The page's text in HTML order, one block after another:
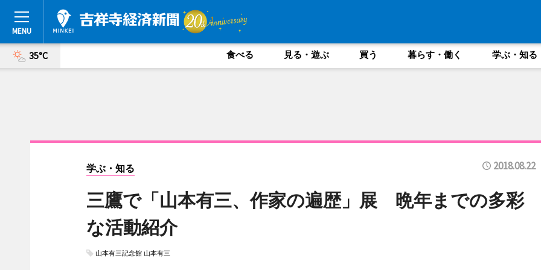
35°C 食べる 見る・遊ぶ 買う 暮らす・働く 学ぶ・知る
学ぶ・知る 2018.08.22
三鷹で「山本有三、作家の遍歴」展 晩年までの多彩
な活動紹介
山本有三記念館 山本有三